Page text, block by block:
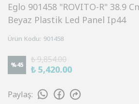
Eglo 901458 "ROVITO-R" 38.9
Beyaz Plastik Led Panel Ip44
Ürün Kodu: 901458
%45
₺ 9,854.00
₺ 5,420.00
Paylaş: